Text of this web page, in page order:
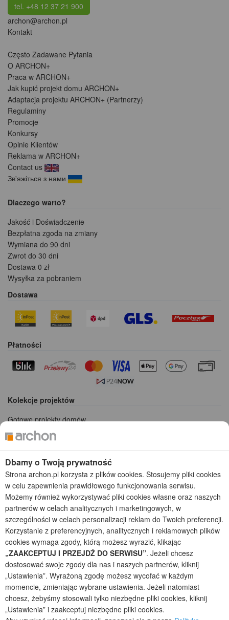
tel. +48 12 37 21 900
archon@archon.pl
Kontakt
Często Zadawane Pytania
O ARCHON+
Praca w ARCHON+
Jak kupić projekt domu ARCHON+
Adaptacja projektu ARCHON+ (Partnerzy)
Regulaminy
Promocje
Konkursy
Opinie Klientów
Reklama w ARCHON+
Contact us
Зв'яжіться з нами
Dlaczego warto?
Jakość i Doświadczenie
Bezpłatna zgoda na zmiany
Wymiana do 90 dni
Zwrot do 30 dni
Dostawa 0 zł
Wysyłka za pobraniem
Dostawa
Płatności
Kolekcje projektów
Gotowe projekty domów
Projekty domów tanich w budowie
Projekty domów szeregowych
Projekty małych domów (do 150 m2)
Projekty domów wielorodzinnych
Projekty domów bliźniaczych
Projekty domów nowoczesnych
Projekty domów parterowych
2026 © ARCHON+ Biuro Projektów - Tradycyjne i nowoczesne gotowe
projekty domów - autorska pracownia architektoniczna założona w 1990r.
przez arch. Barbarę Mendel
Z uwagi na ciągłe doskonalenie procesu powstawania projektów (zgodnie z
normą ISO 9001), prezentowane na stronie projekty domów mogą
nieznacznie różnić się od dokumentacji technicznej.
Informujemy, iż w celu optymalizacji treści dostępnych w naszym sklepie,
dostosowania ich do Państwa indywidualnych potrzeb korzystamy z
informacji zapisanych za pomocą plików cookies na urządzeniach
końcowych użytkowników. Pliki cookies użytkownik może kontrolować za
Dbamy o Twoją prywatność
Strona archon.pl korzysta z plików cookies. Stosujemy pliki cookies
w celu zapewnienia prawidłowego funkcjonowania serwisu.
Możemy również wykorzystywać pliki cookies własne oraz naszych
partnerów w celach analitycznych i marketingowych, w
szczególności w celach personalizacji reklam do Twoich preferencji.
Korzystanie z preferencyjnych, analitycznych i reklamowych plików
cookies wymaga zgody, którą możesz wyrazić, klikając
„ZAAKCEPTUJ I PRZEJDŹ DO SERWISU”. Jeżeli chcesz
dostosować swoje zgody dla nas i naszych partnerów, kliknij
„Ustawienia”. Wyrażoną zgodę możesz wycofać w każdym
momencie, zmieniając wybrane ustawienia. Jeżeli natomiast
chcesz, żebyśmy stosowali tylko niezbędne pliki cookies, kliknij
„Ustawienia” i zaakceptuj niezbędne pliki cookies.